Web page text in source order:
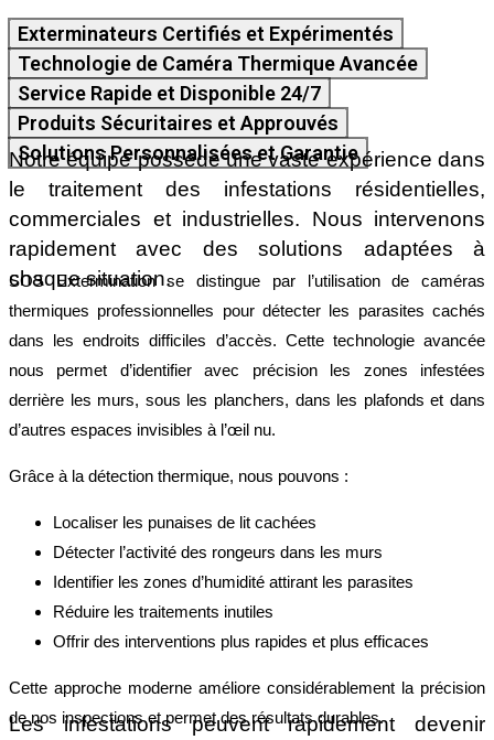
Exterminateurs Certifiés et Expérimentés
Technologie de Caméra Thermique Avancée
Service Rapide et Disponible 24/7
Produits Sécuritaires et Approuvés
Solutions Personnalisées et Garantie
Notre équipe possède une vaste expérience dans
le traitement des infestations résidentielles,
commerciales et industrielles. Nous intervenons
rapidement avec des solutions adaptées à
chaque situation.
SOS Extermination se distingue par l’utilisation de caméras
thermiques professionnelles pour détecter les parasites cachés
dans les endroits difficiles d’accès. Cette technologie avancée
nous permet d’identifier avec précision les zones infestées
derrière les murs, sous les planchers, dans les plafonds et dans
d’autres espaces invisibles à l’œil nu.
Grâce à la détection thermique, nous pouvons :
Localiser les punaises de lit cachées
Détecter l’activité des rongeurs dans les murs
Identifier les zones d’humidité attirant les parasites
Réduire les traitements inutiles
Offrir des interventions plus rapides et plus efficaces
Cette approche moderne améliore considérablement la précision
de nos inspections et permet des résultats durables.
Les infestations peuvent rapidement devenir